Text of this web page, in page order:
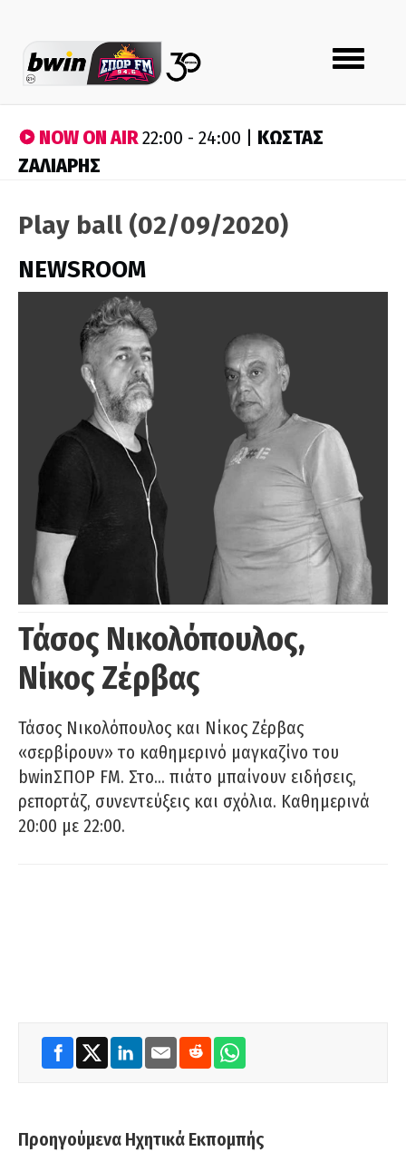
Toggle
navigation
NOW ON AIR22:00 - 24:00 | ΚΩΣΤΑΣ
ΖΑΛΙΑΡΗΣ
Play ball (02/09/2020)
NEWSROOM
Τάσος Νικολόπουλος,
Νίκος Ζέρβας
Τάσος Νικολόπουλος και Νίκος Ζέρβας
«σερβίρουν» το καθημερινό μαγκαζίνο του
bwinΣΠΟΡ FM. Στο… πιάτο μπαίνουν ειδήσεις,
ρεπορτάζ, συνεντεύξεις και σχόλια. Καθημερινά
20:00 με 22:00.
Προηγούμενα Ηχητικά Εκπομπής